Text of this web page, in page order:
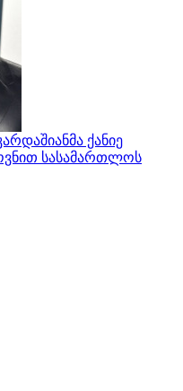
ქანიე
სასამართლოს